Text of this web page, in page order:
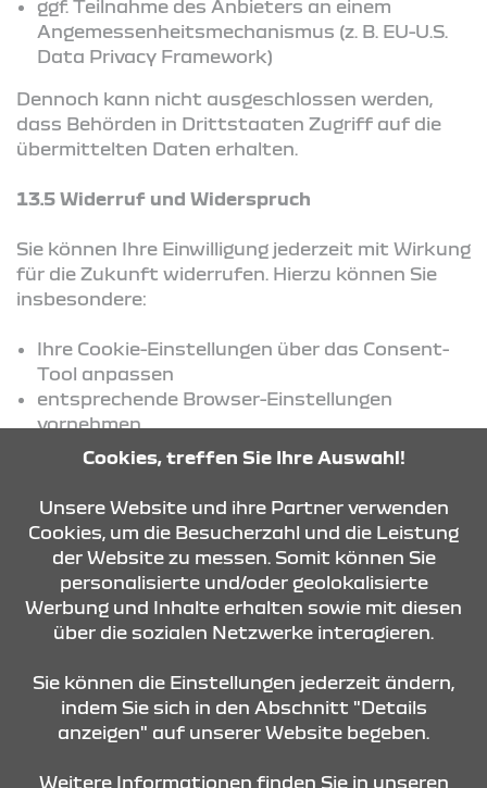
ggf. Teilnahme des Anbieters an einem
Angemessenheitsmechanismus (z. B. EU-U.S.
Data Privacy Framework)
Dennoch kann nicht ausgeschlossen werden,
dass Behörden in Drittstaaten Zugriff auf die
übermittelten Daten erhalten.
13.5 Widerruf und Widerspruch
Sie können Ihre Einwilligung jederzeit mit Wirkung
für die Zukunft widerrufen. Hierzu können Sie
insbesondere:
Ihre Cookie-Einstellungen über das Consent-
Tool anpassen
entsprechende Browser-Einstellungen
vornehmen
oder Tools zur Einschränkung von Tracking
Weitere Informationen hierzu finden Sie in den
jeweiligen Datenschutzinformationen der
eingesetzten Dienste.
Cookies, treffen Sie Ihre Auswahl!
Unsere Website und ihre Partner verwenden
Cookies, um die Besucherzahl und die Leistung
der Website zu messen. Somit können Sie
personalisierte und/oder geolokalisierte
Werbung und Inhalte erhalten sowie mit diesen
über die sozialen Netzwerke interagieren.
Sie können die Einstellungen jederzeit ändern,
indem Sie sich in den Abschnitt "Details
anzeigen" auf unserer Website begeben.
Weitere Informationen finden Sie in unseren